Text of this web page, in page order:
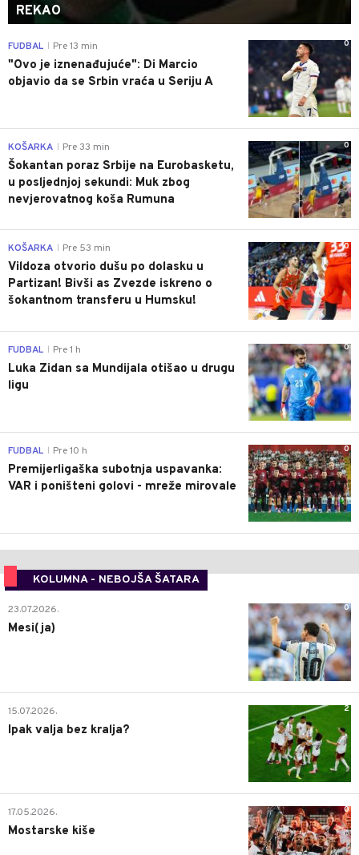
REKAO
0
FUDBAL Pre 13 min
"Ovo je iznenađujuće": Di Marcio
objavio da se Srbin vraća u Seriju A
0
KOŠARKA Pre 33 min
Šokantan poraz Srbije na Eurobasketu,
u posljednjoj sekundi: Muk zbog
nevjerovatnog koša Rumuna
0
KOŠARKA Pre 53 min
Vildoza otvorio dušu po dolasku u
Partizan! Bivši as Zvezde iskreno o
šokantnom transferu u Humsku!
0
FUDBAL Pre 1 h
Luka Zidan sa Mundijala otišao u drugu
ligu
0
FUDBAL Pre 10 h
Premijerligaška subotnja uspavanka:
VAR i poništeni golovi - mreže mirovale
KOLUMNA - NEBOJŠA ŠATARA
0
23.07.2026.
Mesi(ja)
2
15.07.2026.
Ipak valja bez kralja?
0
17.05.2026.
Mostarske kiše